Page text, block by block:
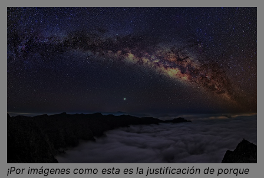
¡Por imágenes como esta es la justificación de porque